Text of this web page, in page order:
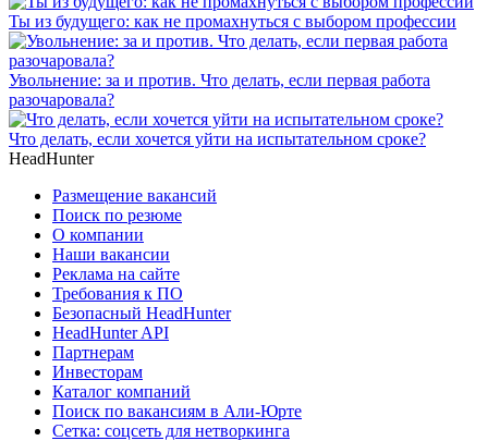
Ты из будущего: как не промахнуться с выбором профессии
Увольнение: за и против. Что делать, если первая работа
разочаровала?
Что делать, если хочется уйти на испытательном сроке?
HeadHunter
Размещение вакансий
Поиск по резюме
О компании
Наши вакансии
Реклама на сайте
Требования к ПО
Безопасный HeadHunter
HeadHunter API
Партнерам
Инвесторам
Каталог компаний
Поиск по вакансиям в Али-Юрте
Сетка: соцсеть для нетворкинга